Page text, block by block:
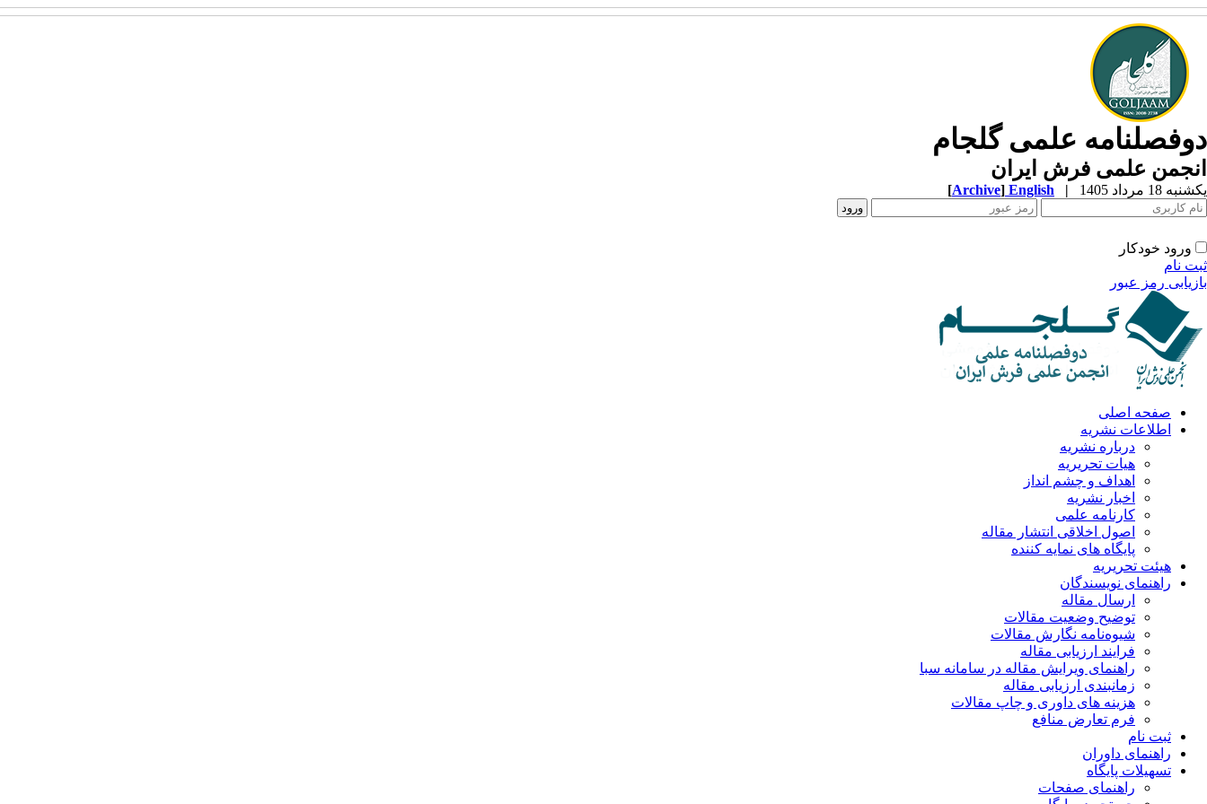
دوفصلنامه علمی گلجام
انجمن علمی فرش ایران
یکشنبه 18 مرداد 1405 |
English
[Archive]
ورود خودکار
ثبت نام
بازیابی رمز عبور
صفحه اصلی
اطلاعات نشریه
درباره نشریه
هیات تحریریه
اهداف و چشم انداز
اخبار نشریه
کارنامه علمی
اصول اخلاقی انتشار مقاله
پایگاه های نمایه کننده
هیئت تحریریه
راهنمای نویسندگان
ارسال مقاله
توضیح وضعیت مقالات
شیوه‌نامه نگارش مقالات
فرایند ارزیابی مقاله
راهنمای ویرایش مقاله در سامانه سبا
زمانبندی ارزیابی مقاله
هزینه های داوری و چاپ مقالات
فرم تعارض منافع
ثبت نام
راهنمای داوران
تسهیلات پایگاه
راهنمای صفحات